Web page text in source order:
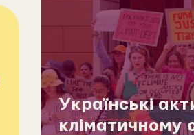
Українські
кліматичному